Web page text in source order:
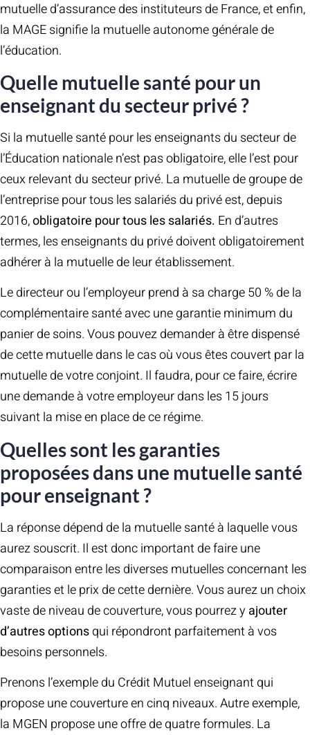
mutuelle d’assurance des instituteurs de France, et enfin,
la MAGE signifie la mutuelle autonome générale de
l’éducation.
Quelle mutuelle santé pour un
enseignant du secteur privé ?
Si la mutuelle santé pour les enseignants du secteur de
l’Éducation nationale n’est pas obligatoire, elle l’est pour
ceux relevant du secteur privé. La mutuelle de groupe de
l’entreprise pour tous les salariés du privé est, depuis
2016,obligatoire pour tous les salariés. En d’autres
termes, les enseignants du privé doivent obligatoirement
adhérer à la mutuelle de leur établissement.
Le directeur ou l’employeur prend à sa charge 50 % de la
complémentaire santé avec une garantie minimum du
panier de soins. Vous pouvez demander à être dispensé
de cette mutuelle dans le cas où vous êtes couvert par la
mutuelle de votre conjoint. Il faudra, pour ce faire, écrire
une demande à votre employeur dans les 15 jours
suivant la mise en place de ce régime.
Quelles sont les garanties
proposées dans une mutuelle santé
pour enseignant ?
La réponse dépend de la mutuelle santé à laquelle vous
aurez souscrit. Il est donc important de faire une
comparaison entre les diverses mutuelles concernant les
garanties et le prix de cette dernière. Vous aurez un choix
vaste de niveau de couverture, vous pourrez yajouter
d’autres optionsqui répondront parfaitement à vos
besoins personnels.
Prenons l’exemple du Crédit Mutuel enseignant qui
propose une couverture en cinq niveaux. Autre exemple,
la MGEN propose une offre de quatre formules. La